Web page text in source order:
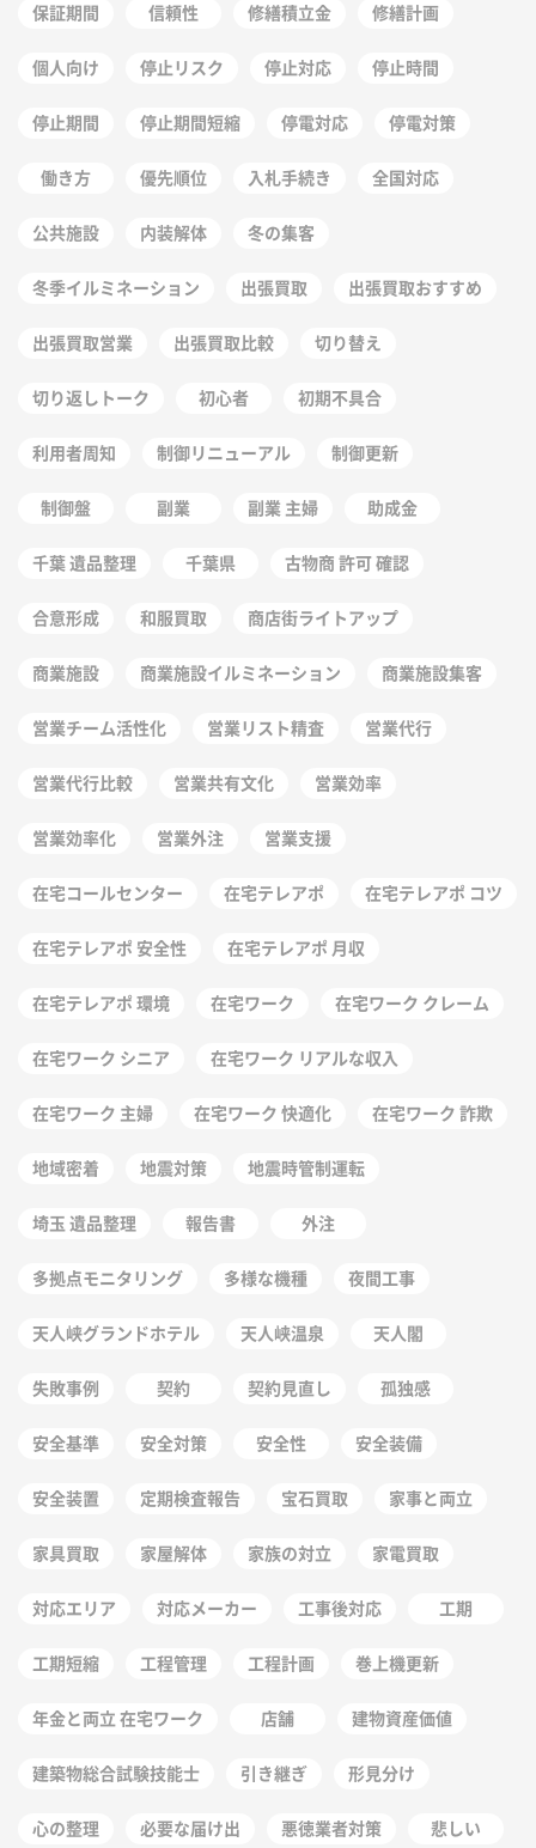
保証期間 信頼性 修繕積立金 修繕計画
個人向け 停止リスク 停止対応 停止時間
停止期間 停止期間短縮 停電対応 停電対策
働き方 優先順位 入札手続き 全国対応
公共施設 内装解体 冬の集客
冬季イルミネーション 出張買取 出張買取おすすめ
出張買取営業 出張買取比較 切り替え
切り返しトーク 初心者 初期不具合
利用者周知 制御リニューアル 制御更新
制御盤 副業 副業 主婦 助成金
千葉 遺品整理 千葉県 古物商 許可 確認
合意形成 和服買取 商店街ライトアップ
商業施設 商業施設イルミネーション 商業施設集客
営業チーム活性化 営業リスト精査 営業代行
営業代行比較 営業共有文化 営業効率
営業効率化 営業外注 営業支援
在宅コールセンター 在宅テレアポ 在宅テレアポ コツ
在宅テレアポ 安全性 在宅テレアポ 月収
在宅テレアポ 環境 在宅ワーク 在宅ワーク クレーム
在宅ワーク シニア 在宅ワーク リアルな収入
在宅ワーク 主婦 在宅ワーク 快適化 在宅ワーク 詐欺
地域密着 地震対策 地震時管制運転
埼玉 遺品整理 報告書 外注
多拠点モニタリング 多様な機種 夜間工事
天人峡グランドホテル 天人峡温泉 天人閣
失敗事例 契約 契約見直し 孤独感
安全基準 安全対策 安全性 安全装備
安全装置 定期検査報告 宝石買取 家事と両立
家具買取 家屋解体 家族の対立 家電買取
対応エリア 対応メーカー 工事後対応 工期
工期短縮 工程管理 工程計画 巻上機更新
年金と両立 在宅ワーク 店舗 建物資産価値
建築物総合試験技能士 引き継ぎ 形見分け
心の整理 必要な届け出 悪徳業者対策 悲しい